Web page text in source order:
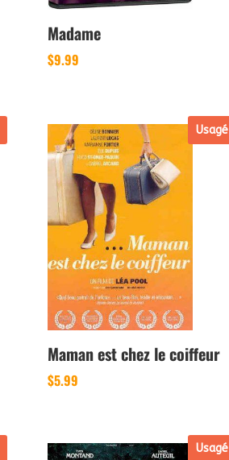
Madame
$9.99
Usagé
Maman est chez le coiffeur
$5.99
Usagé